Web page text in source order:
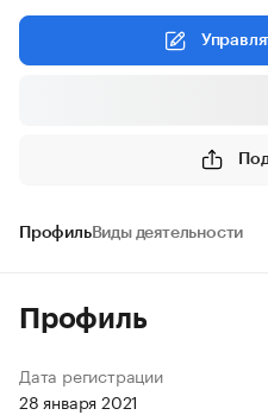
ПрофильВиды деятельности
Профиль
Дата регистрации
28 января 2021